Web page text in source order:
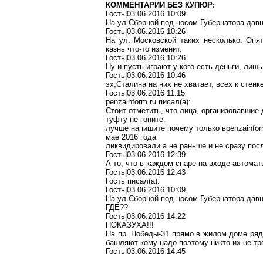
КОММЕНТАРИИ БЕЗ КУПЮР:
Гость|03.06.2016 10:09
На ул.Сборной под носом Губернатора
Гость|03.06.2016 10:26
На ул. Московской таких несколько.
казнь что-то изменит.
Гость|03.06.2016 10:26
Ну и пусть играют у кого есть деньги,
Гость|03.06.2016 10:46
эх,Сталинана них не хватает, всех к
Гость |03.06.2016 11:15
penzainform.ru писал(a):
Стоит отметить, что лица,
туфту не гоните.
лучше напишите почему только в
мае 2016 года
ликвидировали а не раньше и не сразу
Гость|03.06.2016 12:39
А то, что в каждом спаре на входе
Гость|03.06.2016 12:43
Гость писал(a):
Гость|03.06.2016 10:09
На ул.Сборной под носом Губернатора
ГДЕ??
Гость|03.06.2016 14:22
ПОКАЗУХА!!!
На пр. Победы-31 прямо в жилом доме
башляют кому надо поэтому никто их не
Гость|03.06.2016 14:45